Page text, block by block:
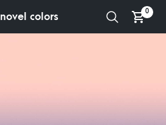
novel colors 0